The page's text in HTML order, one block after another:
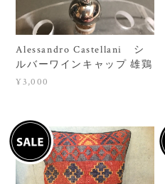
Alessandro Castellani シ
ルバーワインキャップ 雄鶏
¥3,000